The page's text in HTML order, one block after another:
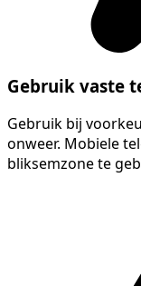
Gebruik vaste
Gebruik bij
onweer. Mobiele
bliksemzone te